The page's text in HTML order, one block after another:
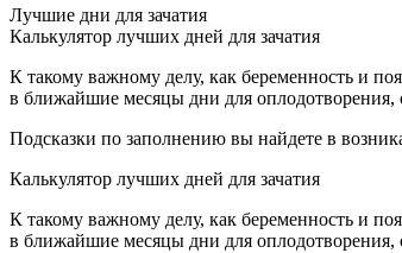
Лучшие дни для зачатия
Калькулятор лучших дней для зачатия
К такому важному делу, как беременность и
в ближайшие месяцы дни для оплодотворения,
Подсказки по заполнению вы найдете в
Калькулятор лучших дней для зачатия
К такому важному делу, как беременность и
в ближайшие месяцы дни для оплодотворения,